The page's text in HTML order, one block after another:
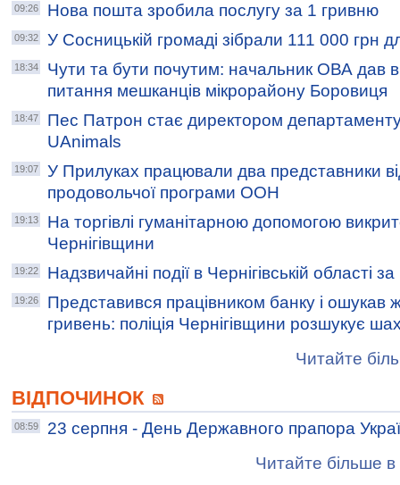
09:26 Нова пошта зробила послугу за 1 гривню
09:32 У Сосницькій громаді зібрали 111 000 грн
18:34
Чути та бути почутим: начальник ОВА дав
питання мешканців мікрорайону Боровиця
18:47
Пес Патрон стає директором департаменту
UAnimals
19:07
У Прилуках працювали два представники
продовольчої програми ООН
19:13
На торгівлі гуманітарною допомогою
Чернігівщини
19:22 Надзвичайні події в Чернігівській області
19:26
Представився працівником банку і ошукав
гривень: поліція Чернігівщини розшукує
Читайте
ВІДПОЧИНОК
08:59
23 серпня - День Державного прапора
Читайте більше в